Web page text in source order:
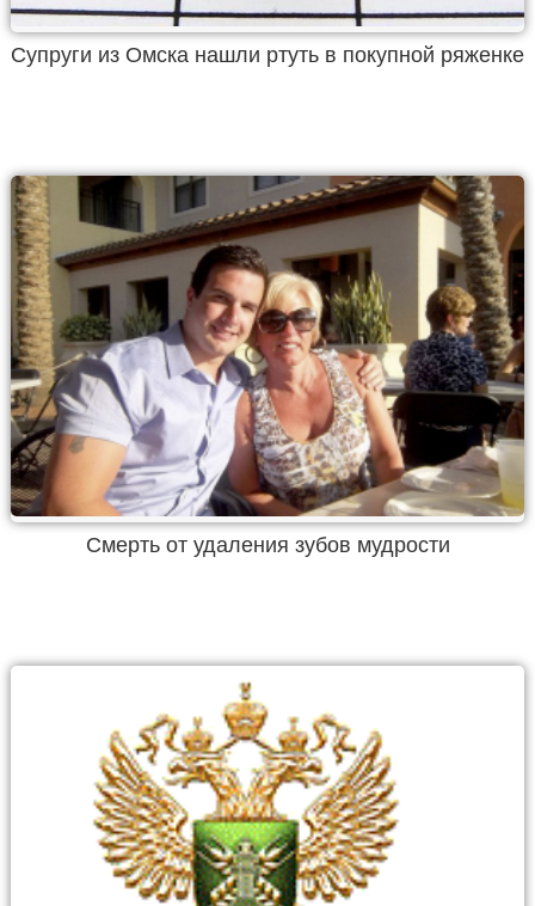
Супруги из Омска нашли ртуть в покупной ряженке
Смерть от удаления зубов мудрости